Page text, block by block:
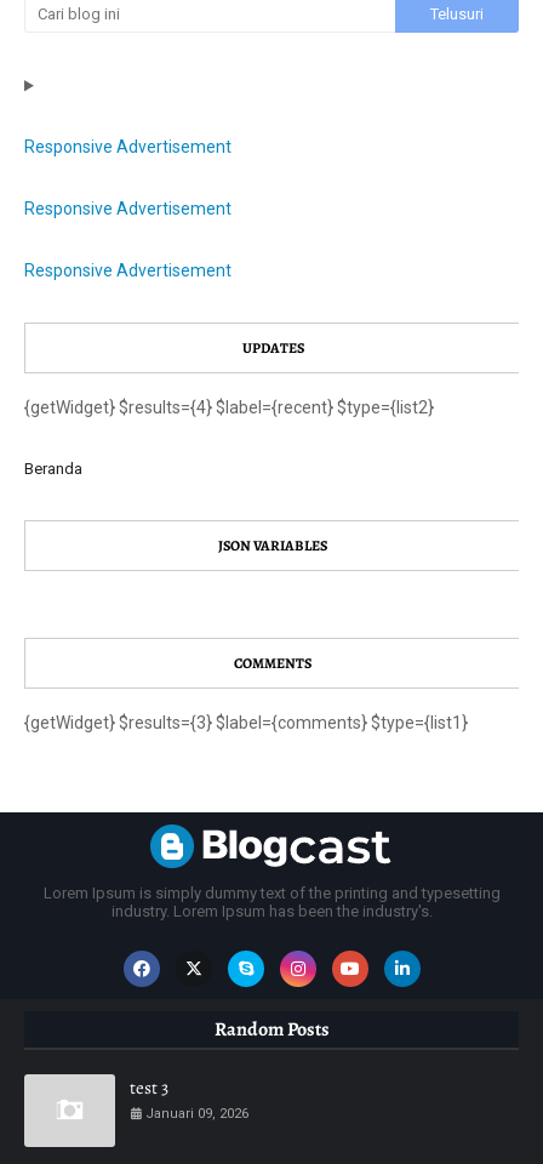
Responsive Advertisement
Responsive Advertisement
Responsive Advertisement
UPDATES
{getWidget} $results={4} $label={recent} $type={list2}
Beranda
JSON VARIABLES
COMMENTS
{getWidget} $results={3} $label={comments} $type={list1}
Lorem Ipsum is simply dummy text of the printing and typesetting
industry. Lorem Ipsum has been the industry's.
Random Posts
test 3
Januari 09, 2026